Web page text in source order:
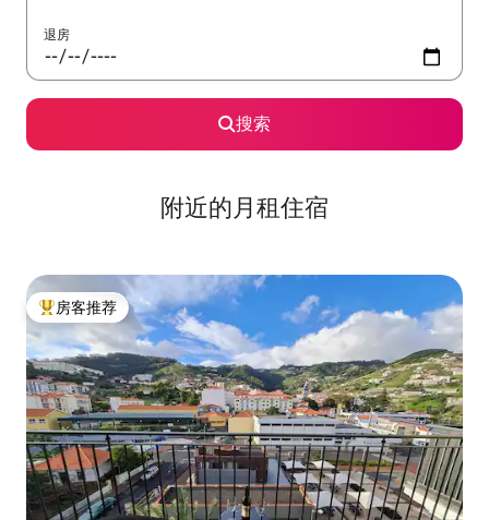
退房
搜索
附近的月租住宿
热门「房客推荐」
房客推荐